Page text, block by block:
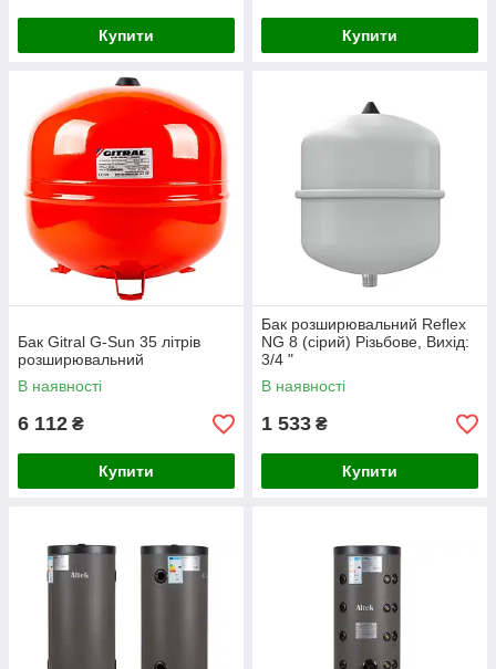
Купити Купити
Бак Gitral G-Sun 35 літрів
розширювальний
В наявності
6 112 ₴
Купити
Бак розширювальний Reflex
NG 8 (сірий) Різьбове, Вихід:
3/4 "
В наявності
1 533 ₴
Купити